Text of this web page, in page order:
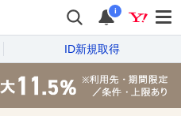
i
ID新規取得